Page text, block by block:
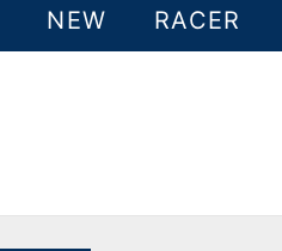
NEW RACER